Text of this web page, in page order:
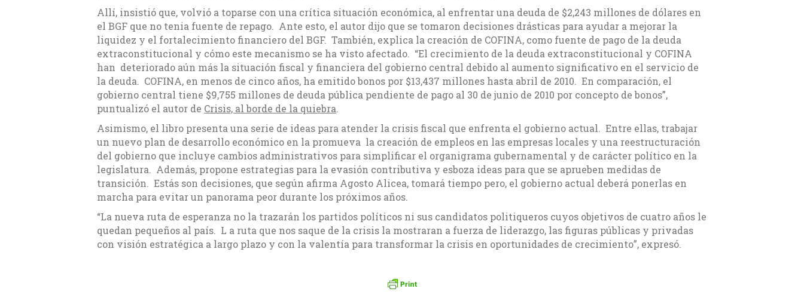
Allí, insistió que, volvió a toparse con una crítica situación económica, al enfrentar una deuda de $2,243 millones de dólares en
el BGF que no tenia fuente de repago. Ante esto, el autor dijo que se tomaron decisiones drásticas para ayudar a mejorar la
liquidez y el fortalecimiento financiero del BGF. También, explica la creación de COFINA, como fuente de pago de la deuda
extraconstitucional y cómo este mecanismo se ha visto afectado. “El crecimiento de la deuda extraconstitucional y COFINA
han deteriorado aún más la situación fiscal y financiera del gobierno central debido al aumento significativo en el servicio de
la deuda. COFINA, en menos de cinco años, ha emitido bonos por $13,437 millones hasta abril de 2010. En comparación, el
gobierno central tiene $9,755 millones de deuda pública pendiente de pago al 30 de junio de 2010 por concepto de bonos”,
puntualizó el autor de Crisis, al borde de la quiebra.
Asimismo, el libro presenta una serie de ideas para atender la crisis fiscal que enfrenta el gobierno actual. Entre ellas, trabajar
un nuevo plan de desarrollo económico en la promueva la creación de empleos en las empresas locales y una reestructuración
del gobierno que incluye cambios administrativos para simplificar el organigrama gubernamental y de carácter político en la
legislatura. Además, propone estrategias para la evasión contributiva y esboza ideas para que se aprueben medidas de
transición. Estás son decisiones, que según afirma Agosto Alicea, tomará tiempo pero, el gobierno actual deberá ponerlas en
marcha para evitar un panorama peor durante los próximos años.
“La nueva ruta de esperanza no la trazarán los partidos políticos ni sus candidatos politiqueros cuyos objetivos de cuatro años le
quedan pequeños al país. L a ruta que nos saque de la crisis la mostraran a fuerza de liderazgo, las figuras públicas y privadas
con visión estratégica a largo plazo y con la valentía para transformar la crisis en oportunidades de crecimiento”, expresó.